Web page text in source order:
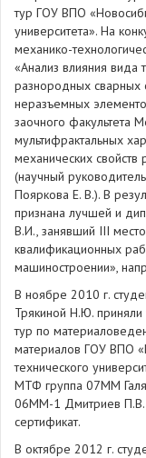
тур ГОУ ВПО
университета». На
механико-
«Анализ влияния вида
разнородных сварных
неразъемных
заочного факультета
мультифрактальных
механических
(научный
Пояркова Е. В.). В
признана лучшей и
В.И., занявший III
квалификационных
машиностроении»,
В ноябре 2010 г.
Трякиной Н.Ю.
тур по
материалов ГОУ ВПО
технического
МТФ группа 07ММ
06ММ-1 Дмитриев П.В.,
сертификат.
В октябре 2012 г.